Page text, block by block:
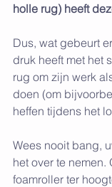
holle rug) heeft
Dus, wat gebeurt
druk heeft met het
rug om zijn werk
doen (om
heffen tijdens het
Wees nooit bang,
het over te nemen.
foamroller ter